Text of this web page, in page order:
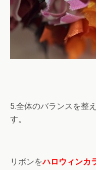
5.全体のバランスを整
す。
リボンをハロウィンカ